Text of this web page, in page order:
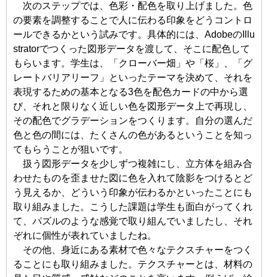
次のステップでは、色彩・配色を取り上げました。色
の要素を調整することで人に伝わる印象をどうコントロ
ールできるかという試みです。具体的には、AdobeのIllu
stratorでつくった図形データを渡して、そこに配色して
もらいます。学生は、「クローバー畑」や「桜」、「グ
レートバリアリーフ」といったテーマを決めて、それを
表現するための基本となる3色を配色カードの中から選
び、それと限りなく近しい色を図形データ上で再現し、
その配色でグラデーションをつくります。自分の選んだ
色と色の間には、たくさんの色があるということを知っ
てもらうことが狙いです。
扱う図形データを少しずつ複雑にし、立方体を組み合
わせたものを歪ませた図に色を入れて陰影をつけるとど
う見えるか、どういう印象が伝わるかといったことにも
取り組みました。こうした課題は学生も面白がってくれ
て、パズルのような感覚で取り組んでいましたし、それ
ぞれに個性が表れていましたね。
その他、身近にある素材で色々なテクスチャーをつく
ることにも取り組みました。テクスチャーとは、材料の